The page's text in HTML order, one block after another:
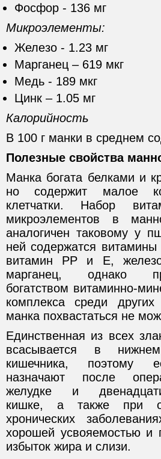
Фосфор - 136 мг
Микроэлементы:
Железо - 1.23 мг
Марганец – 619 мкг
Медь - 189 мкг
Цинк – 1.05 мг
Калорийность
В 100 г манки в среднем
Полезные свойства
Манка богата белками и
но содержит малое
клетчатки. Набор
микроэлементов в
аналогичен таковому у
ней содержатся витамины
витамин РР и Е,
марганец, однако
богатством витаминно-
комплекса среди других
манка похвастаться не
Единственная из всех
всасывается в
кишечника, поэтому
назначают после
желудке и
кишке, а также при
хронических
хорошей усвояемостью и
избыток жира и слизи.